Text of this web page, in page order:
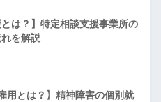
とは？】特定相談支援事業所の
を解説
用とは？】精神障害の個別就